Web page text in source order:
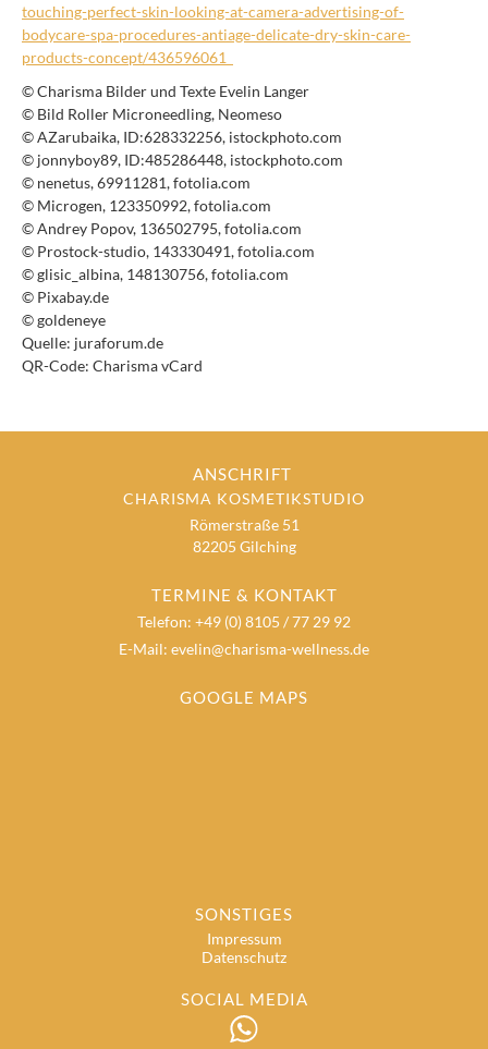
touching-perfect-skin-looking-at-camera-advertising-of-
bodycare-spa-procedures-antiage-delicate-dry-skin-care-
products-concept/436596061
© Charisma Bilder und Texte Evelin Langer
© Bild Roller Microneedling, Neomeso
© AZarubaika, ID:628332256, istockphoto.com
© jonnyboy89, ID:485286448, istockphoto.com
© nenetus, 69911281, fotolia.com
© Microgen, 123350992, fotolia.com
© Andrey Popov, 136502795, fotolia.com
© Prostock-studio, 143330491, fotolia.com
© glisic_albina, 148130756, fotolia.com
© Pixabay.de
© goldeneye
Quelle: juraforum.de
QR-Code: Charisma vCard
ANSCHRIFT
CHARISMA KOSMETIKSTUDIO
Römerstraße 51
82205 Gilching
TERMINE & KONTAKT
Telefon: +49 (0) 8105 / 77 29 92
E-Mail: evelin@charisma-wellness.de
GOOGLE MAPS
SONSTIGES
Impressum
Datenschutz
SOCIAL MEDIA